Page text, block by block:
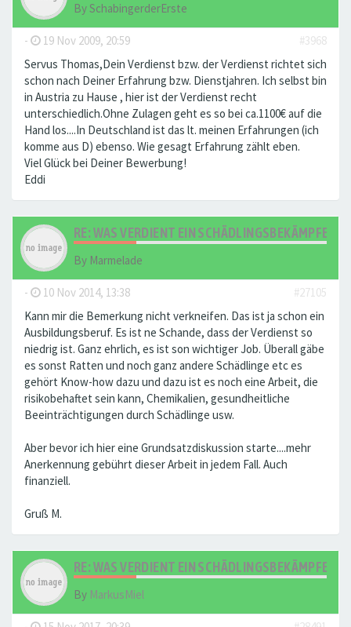
BySchabingerderErste
- 19 Nov 2009, 20:59
#3968
Servus Thomas,Dein Verdienst bzw. der Verdienst richtet sich
schon nach Deiner Erfahrung bzw. Dienstjahren. Ich selbst bin
in Austria zu Hause , hier ist der Verdienst recht
unterschiedlich.Ohne Zulagen geht es so bei ca.1100€ auf die
Hand los....In Deutschland ist das lt. meinen Erfahrungen (ich
komme aus D) ebenso. Wie gesagt Erfahrung zählt eben.
Viel Glück bei Deiner Bewerbung!
Eddi
RE: WAS VERDIENT EIN SCHÄDLINGSBEKÄMPFER?
By Marmelade
- 10 Nov 2014, 13:38
#27105
Kann mir die Bemerkung nicht verkneifen. Das ist ja schon ein
Ausbildungsberuf. Es ist ne Schande, dass der Verdienst so
niedrig ist. Ganz ehrlich, es ist son wichtiger Job. Überall gäbe
es sonst Ratten und noch ganz andere Schädlinge etc es
gehört Know-how dazu und dazu ist es noch eine Arbeit, die
risikobehaftet sein kann, Chemikalien, gesundheitliche
Beeinträchtigungen durch Schädlinge usw.
Aber bevor ich hier eine Grundsatzdiskussion starte....mehr
Anerkennung gebührt dieser Arbeit in jedem Fall. Auch
finanziell.
Gruß M.
RE: WAS VERDIENT EIN SCHÄDLINGSBEKÄMPFER?
By MarkusMiel